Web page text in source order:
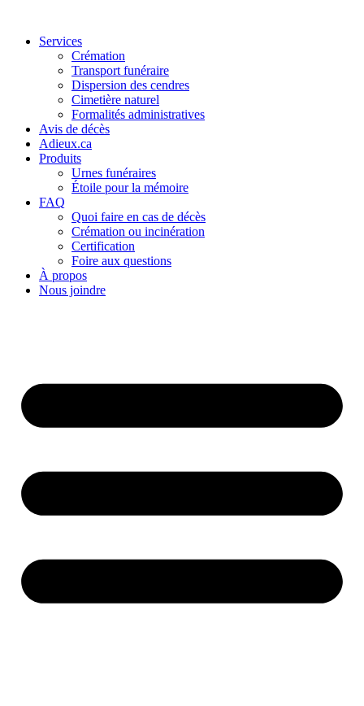
Services
Crémation
Transport funéraire
Dispersion des cendres
Cimetière naturel
Formalités administratives
Avis de décès
Adieux.ca
Produits
Urnes funéraires
Étoile pour la mémoire
FAQ
Quoi faire en cas de décès
Crémation ou incinération
Certification
Foire aux questions
À propos
Nous joindre